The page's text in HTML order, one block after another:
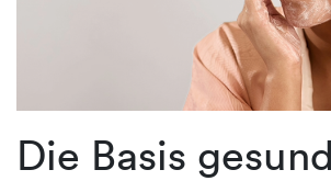
Die Basis